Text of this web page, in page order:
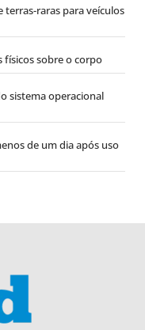
terras-raras para veículos
sobre o corpo
sistema operacional
de um dia após uso